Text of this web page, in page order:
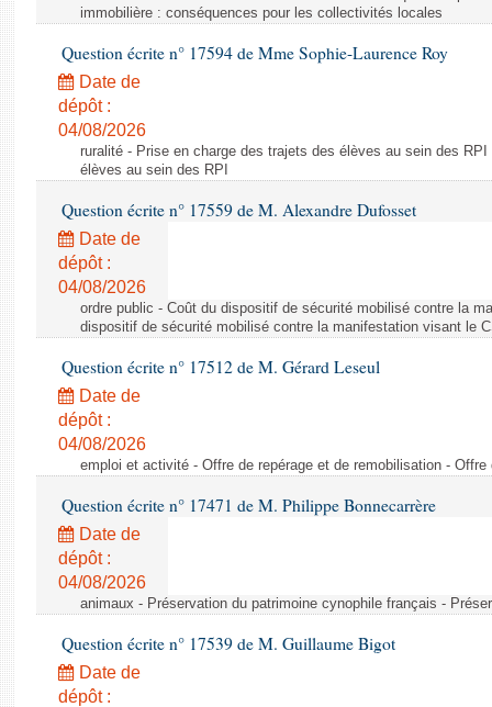
immobilière : conséquences pour les collectivités locales
Question écrite n° 17594 de Mme Sophie-Laurence Roy
Date de
dépôt :
04/08/2026
ruralité - Prise en charge des trajets des élèves au sein des
élèves au sein des RPI
Question écrite n° 17559 de M. Alexandre Dufosset
Date de
dépôt :
04/08/2026
ordre public - Coût du dispositif de sécurité mobilisé contre la
dispositif de sécurité mobilisé contre la manifestation visant le
Question écrite n° 17512 de M. Gérard Leseul
Date de
dépôt :
04/08/2026
emploi et activité - Offre de repérage et de remobilisation -
Question écrite n° 17471 de M. Philippe Bonnecarrère
Date de
dépôt :
04/08/2026
animaux - Préservation du patrimoine cynophile français -
Question écrite n° 17539 de M. Guillaume Bigot
Date de
dépôt :